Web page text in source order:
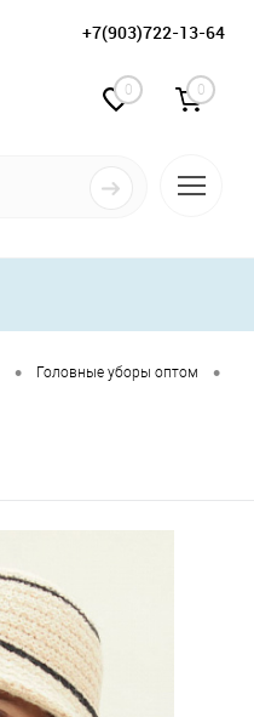
+7(903)722-13-64
0 0
• Головные уборы оптом •